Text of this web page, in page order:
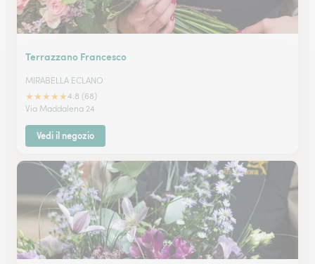
Terrazzano Francesco
MIRABELLA ECLANO
★★★★★4.8 (68)
Via Maddalena 24
Vedi il negozio